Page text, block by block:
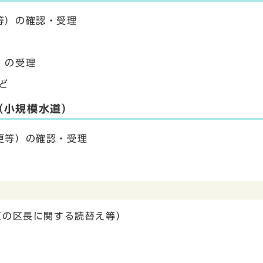
）の確認・受理
の受理
規模水道）
等）の確認・受理
区長に関する読替え等）